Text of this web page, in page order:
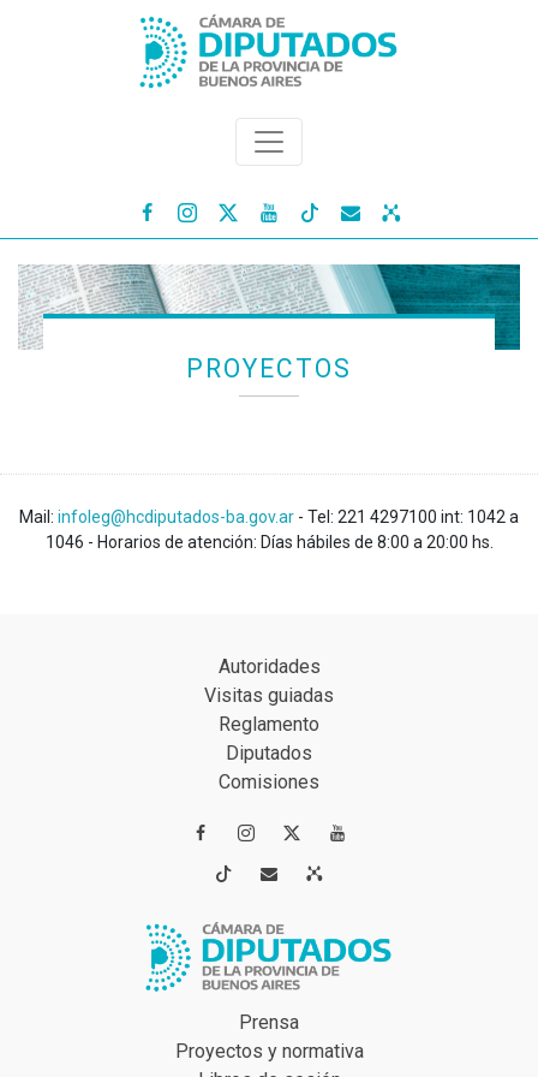
   
PROYECTOS
Mail: infoleg@hcdiputados-ba.gov.ar - Tel: 221 4297100 int: 1042 a
1046 - Horarios de atención: Días hábiles de 8:00 a 20:00 hs.
Autoridades
Visitas guiadas
Reglamento
Diputados
Comisiones
 
 
Prensa
Proyectos y normativa